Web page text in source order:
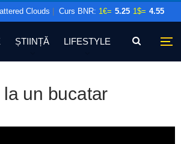
Clouds |Curs BNR: 1€= 5.25 1$= 4.55
ȘTIINȚĂ LIFESTYLE
un bucatar